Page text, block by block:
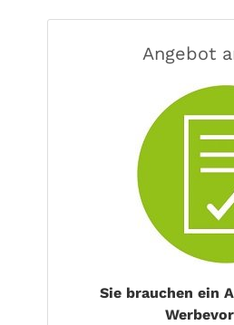
Angebot
Sie brauchen ein